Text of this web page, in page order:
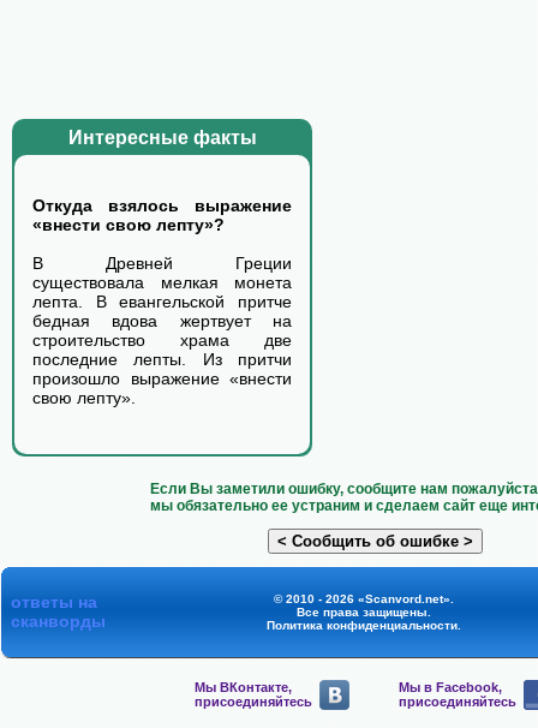
Интересные факты
Откуда взялось выражение
«внести свою лепту»?
В Древней Греции
существовала мелкая монета
лепта. В евангельской притче
бедная вдова жертвует на
строительство храма две
последние лепты. Из притчи
произошло выражение «внести
свою лепту».
Если Вы заметили ошибку, сообщите нам
мы обязательно ее устраним и сделаем сайт еще
ответы на
сканворды
© 2010 - 2026 «Scanvord.net».
Все права защищены.
Политика конфиденциальности.
Мы ВКонтакте,
присоединяйтесь
Мы в Facebook,
присоединяйтесь